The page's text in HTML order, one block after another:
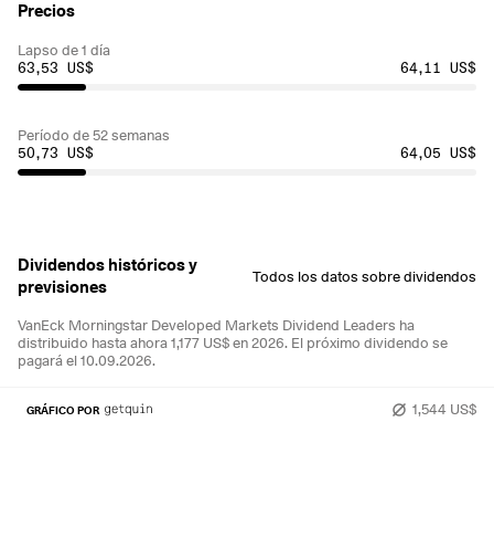
Dividendos históricos y
previsiones
Todos los datos sobre dividendos
VanEck Morningstar Developed Markets Dividend Leaders ha
distribuido hasta ahora 1,177 US$ en 2026. El próximo dividendo se
pagará el 10.09.2026.
1,544 US$
GRÁFICO POR
Precios
Lapso de 1 día
63,53 US$
64,11 US$
Período de 52 semanas
50,73 US$
64,05 US$